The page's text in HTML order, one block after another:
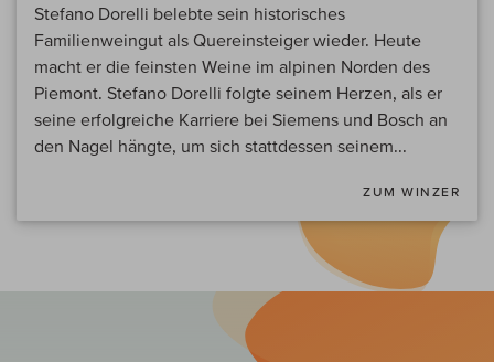
Stefano Dorelli belebte sein historisches
Familienweingut als Quereinsteiger wieder. Heute
macht er die feinsten Weine im alpinen Norden des
Piemont. Stefano Dorelli folgte seinem Herzen, als er
seine erfolgreiche Karriere bei Siemens und Bosch an
den Nagel hängte, um sich stattdessen seinem...
ZUM WINZER